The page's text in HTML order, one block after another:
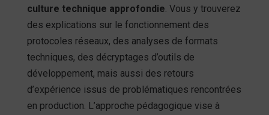
culture technique approfondie . Vous y trouverez
des explications sur le fonctionnement des
protocoles réseaux, des analyses de formats
techniques, des décryptages d’outils de
développement, mais aussi des retours
d’expérience issus de problématiques rencontrées
en production. L’approche pédagogique vise à